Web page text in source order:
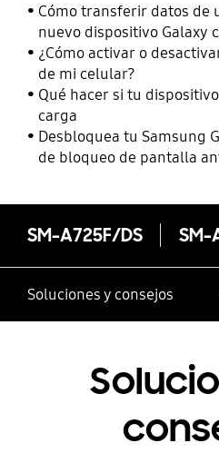
Cómo transferir datos de
nuevo dispositivo Galaxy
¿Cómo activar o
de mi celular?
Qué hacer si tu
carga
Desbloquea tu Samsung
de bloqueo de pantalla
SM-A725F/DS SM-
Soluciones y consejos